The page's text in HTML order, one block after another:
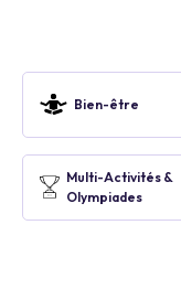
Bien-être
Multi-Activités &
Olympiades